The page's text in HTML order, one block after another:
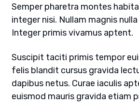
Semper pharetra montes
integer nisi. Nullam magnis
Integer primis vivamus aptent.
Suscipit taciti primis tempor
felis blandit cursus gravida
dapibus netus. Curae iaculis
euismod mauris gravida etiam